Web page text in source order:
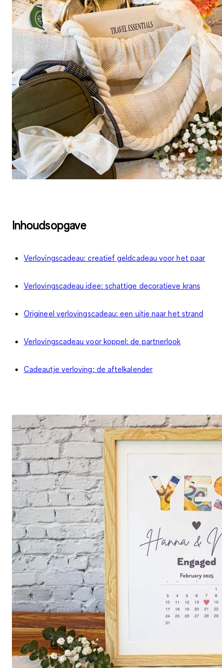
Inhoudsopgave
Verlovingscadeau: creatief geldcadeau voor het paar
Verlovingscadeau idee: schattige decoratieve krans
Origineel verlovingscadeau: een uitje naar het strand
Verlovingscadeau voor koppel: de partnerlook
Cadeautje verloving: de aftelkalender